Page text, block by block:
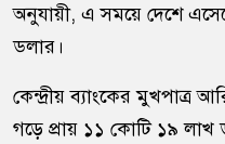
অনুযায়ী, এ সময়ে দেশে
ডলার।
কেন্দ্রীয় ব্যাংকের মুখপাত্র
গড়ে প্রায় ১১ কোটি ১৯ লাখ